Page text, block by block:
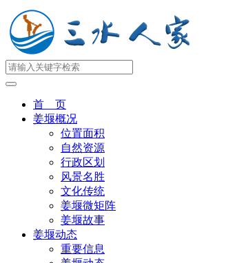
首 页
姜堰概况
位置面积
自然资源
行政区划
风景名胜
文化传统
姜堰微矩阵
姜堰故事
姜堰动态
重要信息